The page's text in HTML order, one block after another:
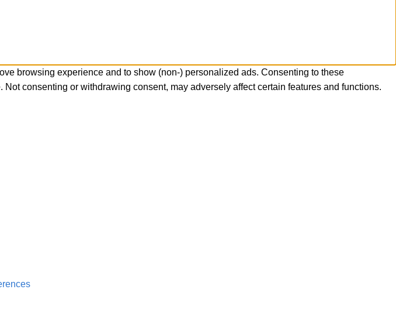
browsing experience and to show (non-) personalized ads. Consenting to these
consenting or withdrawing consent, may adversely affect certain features and functions.